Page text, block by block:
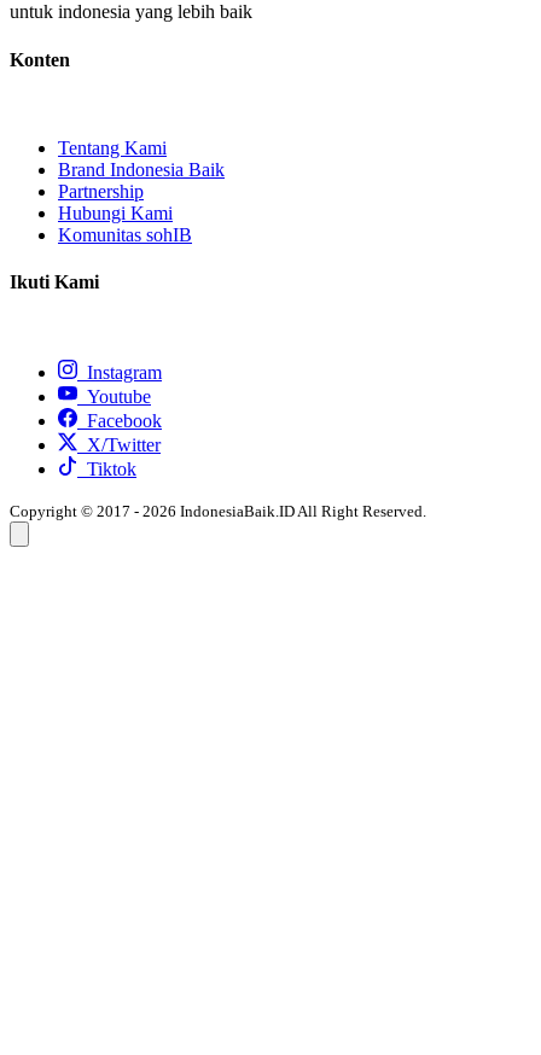
untuk indonesia yang lebih baik
Konten
Tentang Kami
Brand Indonesia Baik
Partnership
Hubungi Kami
Komunitas sohIB
Ikuti Kami
Instagram
Youtube
Facebook
X/Twitter
Tiktok
Copyright © 2017 - 2026 IndonesiaBaik.ID All Right Reserved.